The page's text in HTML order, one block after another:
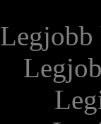
Legjobb